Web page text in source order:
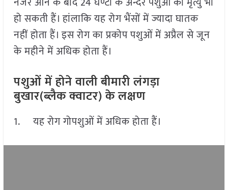
हो सकती हैं। हांलाकि यह रोग भैंसों में ज्यादा घातक
नहीं होता हैं। इस रोग का प्रकोप पशुओं में अप्रैल से जून
के महीने में अधिक होता हैं।
पशुओं में होने वाली बीमारी लंगड़ा
बुखार(ब्लैक क्वाटर) के लक्षण
1. यह रोग गोपशुओं में अधिक होता हैं।